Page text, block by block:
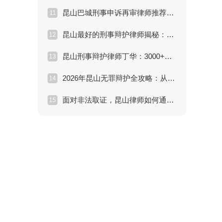
11 昆山巴城刑事申诉再审律师推荐怎么选？申诉材料、裁判文书和新证据怎么整理？
12 昆山最好的刑事辩护律师揭秘：刑事拘留黄金37天如何自救？
13 昆山刑事辩护律师丁华：3000+成功案例背后的减刑与无罪辩护秘籍
14 2026年昆山无罪辩护全攻略：从入门到精通
15 面对非法取证，昆山律师如何通过“排非”实现无罪辩护？